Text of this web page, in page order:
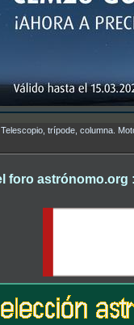
Telescopio, trípode, columna.
foro astrónomo.org